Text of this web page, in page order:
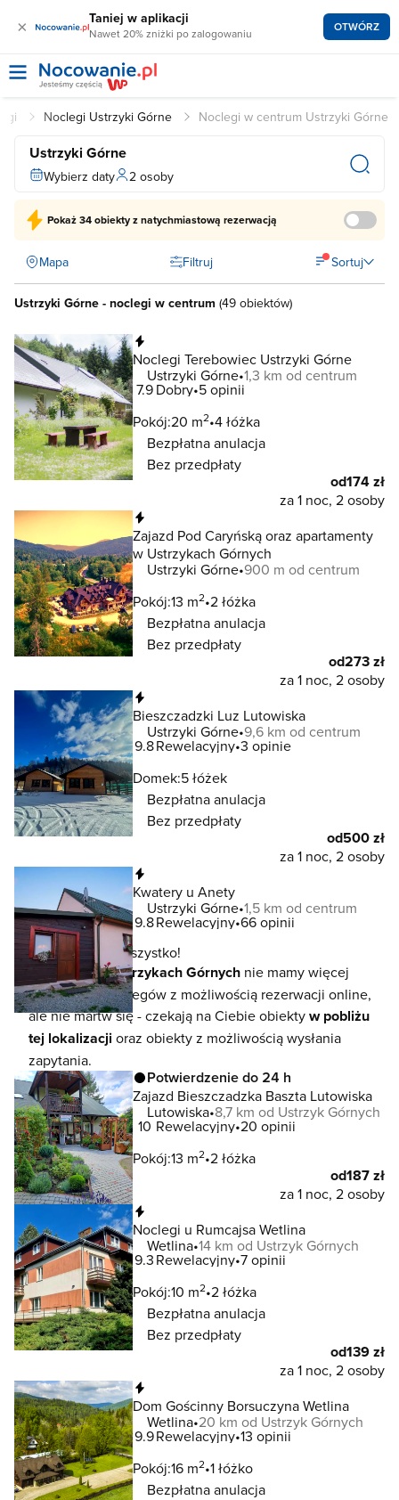
× Taniej w aplikacji
Nawet 20% zniżki po zalogowaniu OTWÓRZ
Noclegi Ustrzyki Górne Noclegi w centrum Ustrzyki Górne
Ustrzyki Górne
Wybierz daty 2 osoby
Pokaż34 obiektyz natychmiastową rezerwacją
Mapa Filtruj Sortuj
Ustrzyki Górne - noclegi w centrum (49 obiektów)
Noclegi Terebowiec Ustrzyki Górne
Ustrzyki Górne 1,3 km od centrum
7.9 Dobry 5 opinii
Pokój:20 m2 4 łóżka
Bezpłatna anulacja
Bez przedpłaty
od174 zł
za 1 noc, 2 osoby
Zajazd Pod Caryńską oraz apartamenty
w Ustrzykach Górnych
Ustrzyki Górne 900 m od centrum
Pokój:13 m2 2 łóżka
Bezpłatna anulacja
Bez przedpłaty
od273 zł
za 1 noc, 2 osoby
Bieszczadzki Luz Lutowiska
Ustrzyki Górne 9,6 km od centrum
9.8Rewelacyjny 3 opinie
Domek:5 łóżek
Bezpłatna anulacja
Bez przedpłaty
od500 zł
za 1 noc, 2 osoby
Kwatery u Anety
Ustrzyki Górne 1,5 km od centrum
9.8Rewelacyjny 66 opinii
To jeszcze nie wszystko!
W lokalizacjiUstrzykach Górnych nie mamy więcej
dostępnych noclegów z możliwością rezerwacji online,
ale nie martw się - czekają na Ciebie obiektyw pobliżu
tej lokalizacji oraz obiekty z możliwością wysłania
zapytania.
Potwierdzenie do 24 h
Zajazd Bieszczadzka Baszta Lutowiska
Lutowiska 8,7 km od Ustrzyk Górnych
10 Rewelacyjny 20 opinii
Pokój:13 m2 2 łóżka
od187 zł
za 1 noc, 2 osoby
Noclegi u Rumcajsa Wetlina
Wetlina 14 km od Ustrzyk Górnych
9.3Rewelacyjny 7 opinii
Pokój:10 m2 2 łóżka
Bezpłatna anulacja
Bez przedpłaty
od139 zł
za 1 noc, 2 osoby
Dom Gościnny Borsuczyna Wetlina
Wetlina 20 km od Ustrzyk Górnych
9.9Rewelacyjny 13 opinii
Pokój:16 m2 1 łóżko
Bezpłatna anulacja